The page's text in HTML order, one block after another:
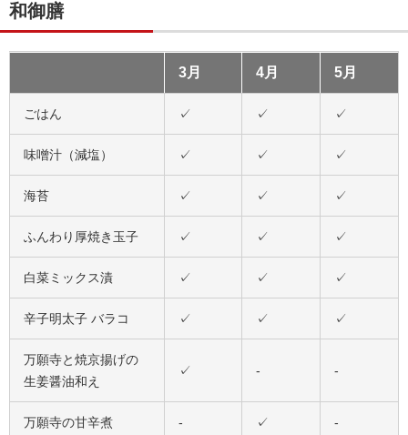
和御膳
3月 4月 5月
ごはん ✓ ✓ ✓
味噌汁（減塩） ✓ ✓ ✓
海苔 ✓ ✓ ✓
ふんわり厚焼き玉子 ✓ ✓ ✓
白菜ミックス漬 ✓ ✓ ✓
辛子明太子 バラコ ✓ ✓ ✓
万願寺と焼京揚げの
生姜醤油和え
✓ - -
万願寺の甘辛煮 - ✓ -